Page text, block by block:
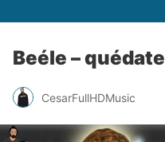
Beéle – quédate
CesarFullHDMusic